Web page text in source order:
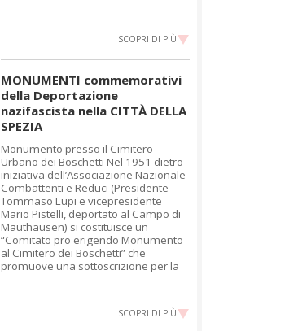
SCOPRI DI PIÙ
MONUMENTI commemorativi
della Deportazione
nazifascista nella CITTÀ DELLA
SPEZIA
Monumento presso il Cimitero
Urbano dei Boschetti Nel 1951 dietro
iniziativa dell’Associazione Nazionale
Combattenti e Reduci (Presidente
Tommaso Lupi e vicepresidente
Mario Pistelli, deportato al Campo di
Mauthausen) si costituisce un
“Comitato pro erigendo Monumento
al Cimitero dei Boschetti” che
promuove una sottoscrizione per la
SCOPRI DI PIÙ